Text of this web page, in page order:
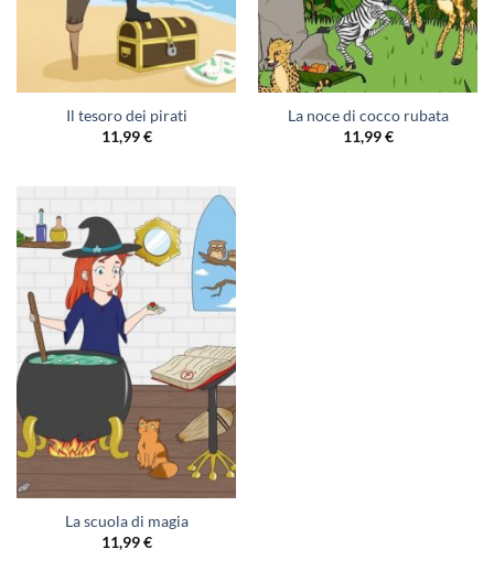
Il tesoro dei pirati
11,99€
La noce di cocco rubata
11,99€
La scuola di magia
11,99€